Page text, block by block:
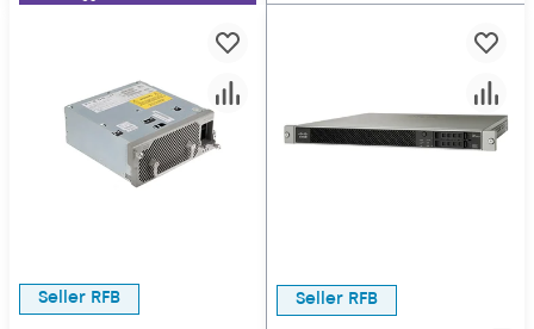
Seller RFB Seller RFB